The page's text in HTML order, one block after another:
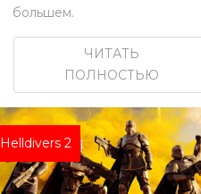
большем.
ЧИТАТЬ
ПОЛНОСТЬЮ
Helldivers 2